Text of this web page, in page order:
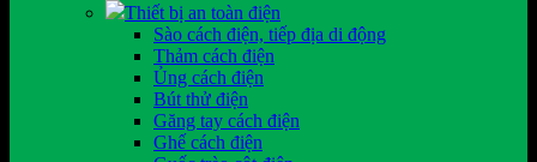
Thiết bị an toàn điện
Sào cách điện, tiếp địa di động
Thảm cách điện
Ủng cách điện
Bút thử điện
Găng tay cách điện
Ghế cách điện